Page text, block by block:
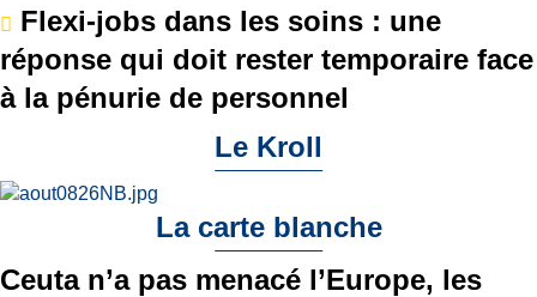
Flexi-jobs dans les soins : une
réponse qui doit rester temporaire face
à la pénurie de personnel
Le Kroll
La carte blanche
Ceuta n’a pas menacé l’Europe, les